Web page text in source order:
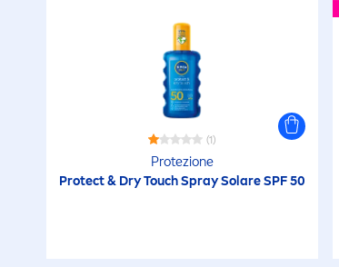
(1)
Protezione
Protect& Dry Touch Spray Solare SPF 50